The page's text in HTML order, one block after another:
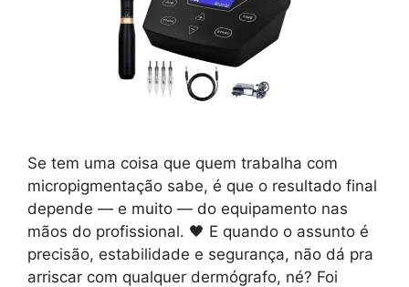
Se tem uma coisa que quem trabalha com
micropigmentação sabe, é que o resultado final
depende — e muito — do equipamento nas
mãos do profissional. 🖤 E quando o assunto é
precisão, estabilidade e segurança, não dá pra
arriscar com qualquer dermógrafo, né? Foi